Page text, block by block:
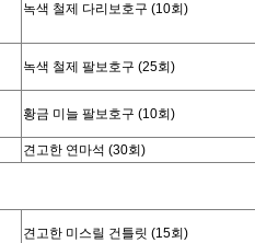
녹색 철제 다리보호구 (10회)
녹색 철제 팔보호구 (25회)
황금 미늘 팔보호구 (10회)
견고한 연마석 (30회)
견고한 미스릴 건틀릿 (15회)